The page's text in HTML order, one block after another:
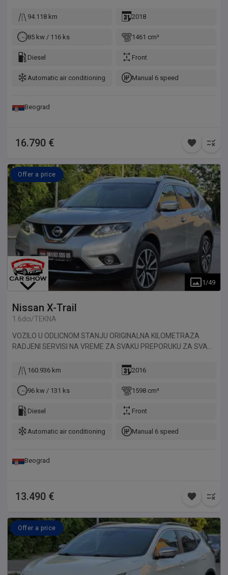
NA TAJ NACIN VAS UVERAVAMO DA VOZILO NIJE BILO
DODATNE INFORMACIJE POZOVITE
94.118 km 2018
85 kw / 116 ks 1461 cm³
Diesel Front
Automatic air conditioning Manual 6 speed
Beograd
16.790 €
Offer a price
1 /49
Nissan X-Trail
1.6dci/TEKNA
VOZILO U ODLICNOM STANJU ORIGINALNA KILOMETRAZA
RADJENI SERVISI NA VREME ZA SVAKU PREPORUKU ZA SVA
NA TAJ NACIN VAS UVERAVAMO DA VOZILO NIJE BILO
DODATNE INFORMACIJE POZOVITE
160.936 km 2016
96 kw / 131 ks 1598 cm³
Diesel Front
Automatic air conditioning Manual 6 speed
Beograd
13.490 €
Offer a price